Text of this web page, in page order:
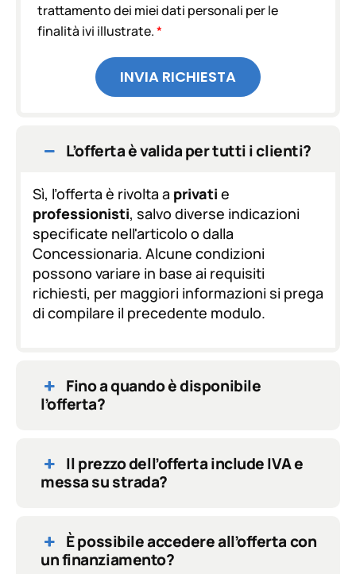
c
e
D
P
R
*
trattamento dei miei dati personali per le
finalità ivi illustrate.*
INVIA RICHIESTA
L’offerta è valida per tutti i clienti?
Sì, l’offerta è rivolta a privati e
professionisti, salvo diverse indicazioni
specificate nell'articolo o dalla
Concessionaria. Alcune condizioni
possono variare in base ai requisiti
richiesti, per maggiori informazioni si prega
di compilare il precedente modulo.
Fino a quando è disponibile
l’offerta?
Il prezzo dell’offerta include IVA e
messa su strada?
È possibile accedere all’offerta con
un finanziamento?